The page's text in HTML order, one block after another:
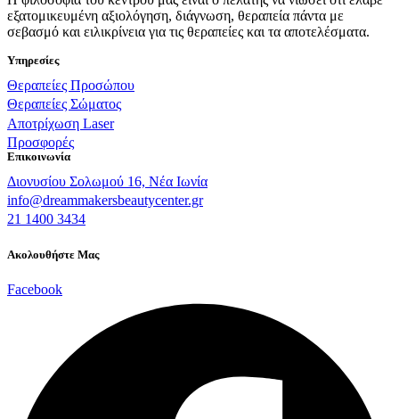
εξατομικευμένη αξιολόγηση, διάγνωση, θεραπεία πάντα με
σεβασμό και ειλικρίνεια για τις θεραπείες και τα αποτελέσματα.
Υπηρεσίες
Θεραπείες Προσώπου
Θεραπείες Σώματος
Αποτρίχωση Laser
Προσφορές
Επικοινωνία
Διονυσίου Σολωμού 16, Νέα Ιωνία
info@dreammakersbeautycenter.gr
21 1400 3434
Ακολουθήστε Μας
Facebook